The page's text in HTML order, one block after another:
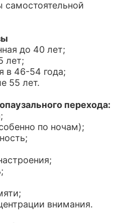
до 40 лет;
лет;
в 46-54 года;
55 лет.
перехода:
по ночам);
внимания.